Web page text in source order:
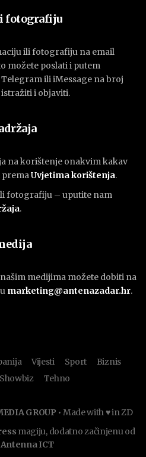
fotografiju
ili fotografiju na email
možete poslati i putem
ili iMessage na broj
istražiti i objaviti.
na korištenje onakvim kakav
premaUvjetima korištenja.
fotografiju – uputite nam
.
medijima možete dobiti na
marketing@antenazadar.hr.
Vijesti Sport
Biznis
Showbiz Tehno
GROUP • Made with ♥ in ZD
magiju, dodatno začinjenu od
Antenna ICT